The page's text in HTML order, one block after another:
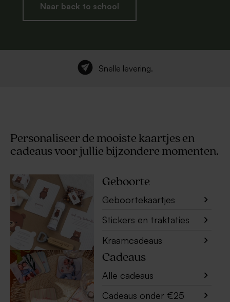
Naar back to school
Snelle levering.
Personaliseer de mooiste kaartjes en
cadeaus voor jullie bijzondere momenten.
Geboorte
Geboortekaartjes
Stickers en traktaties
Kraamcadeaus
Cadeaus
Alle cadeaus
Cadeaus onder €25